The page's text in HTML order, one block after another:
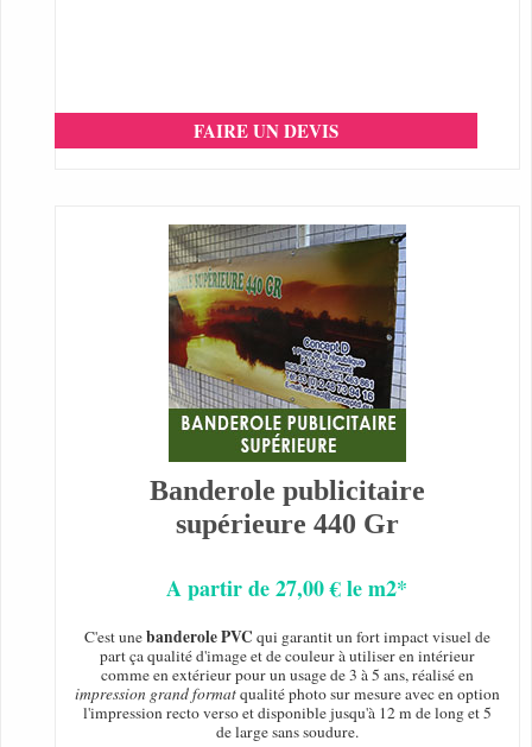
FAIRE UN DEVIS
Banderole publicitaire
supérieure 440 Gr
A partir de 27,00 € le m2*
C'est unebanderole PVC qui garantit un fort impact visuel de
part ça qualité d'image et de couleur à utiliser en intérieur
comme en extérieur pour un usage de 3 à 5 ans, réalisé en
impression grand formatqualité photo sur mesure avec en option
l'impression recto verso et disponible jusqu'à 12 m de long et 5
de large sans soudure.